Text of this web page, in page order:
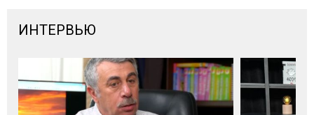
ИНТЕРВЬЮ